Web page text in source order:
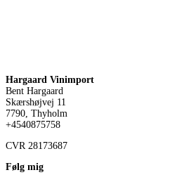
Hargaard Vinimport
Bent Hargaard
Skærshøjvej 11
7790, Thyholm
+4540875758
CVR 28173687
Følg mig